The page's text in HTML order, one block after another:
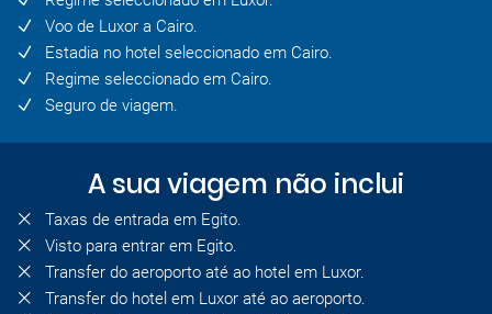
Voo de Luxor a Cairo.
Estadia no hotel seleccionado em Cairo.
Regime seleccionado em Cairo.
Seguro de viagem.
A sua viagem não inclui
Taxas de entrada em Egito.
Visto para entrar em Egito.
Transfer do aeroporto até ao hotel em Luxor.
Transfer do hotel em Luxor até ao aeroporto.